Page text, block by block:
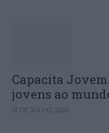
Capacita
jovens ao
31 DE JULHO, 2026